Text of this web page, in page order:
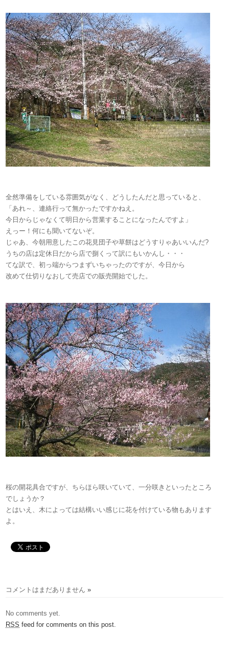
全然準備をしている雰囲気がなく、どうしたんだと思っていると、
「あれ～、連絡行って無かったですかねえ。
今日からじゃなくて明日から営業することになったんですよ」
えっー！何にも聞いてないぞ。
じゃあ、今朝用意したこの花見団子や草餅はどうすりゃあいいんだ?
うちの店は定休日だから店で捌くって訳にもいかんし・・・
てな訳で、初っ端からつまずいちゃったのですが、今日から
改めて仕切りなおして売店での販売開始でした。
桜の開花具合ですが、ちらほら咲いていて、一分咲きといったところ
でしょうか？
とはいえ、木によっては結構いい感じに花を付けている物もあります
よ。
コメントはまだありません»
No comments yet.
RSS feed for comments on this post.